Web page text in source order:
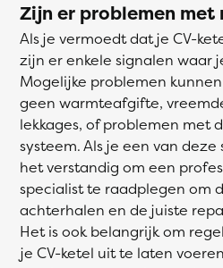
Zijn er problemen met
Als je vermoedt dat je CV-
zijn er enkele signalen waar
Mogelijke problemen
geen warmteafgifte,
lekkages, of problemen met
systeem. Als je een van
het verstandig om een
specialist te raadplegen om
achterhalen en de juiste
Het is ook belangrijk om
je CV-ketel uit te laten